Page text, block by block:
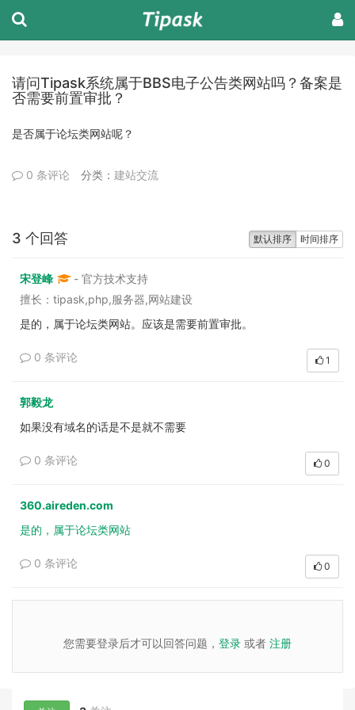
请问Tipask系统属于BBS电子公告类网站吗？备案是
否需要前置审批？
是否属于论坛类网站呢？
0 条评论 分类： 建站交流
默认排序 时间排序
3 个回答
宋登峰
- 官方技术支持
擅长：tipask,php,服务器,网站建设
是的，属于论坛类网站。应该是需要前置审批。
0 条评论 1
郭毅龙
如果没有域名的话是不是就不需要
0 条评论 0
360.aireden.com
是的，属于论坛类网站
0 条评论 0
您需要登录后才可以回答问题， 登录 或者 注册